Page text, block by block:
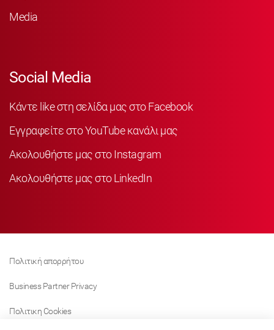
Media
Social Media
Κάντε like στη σελίδα μας στο Facebook
Εγγραφείτε στο YouTube κανάλι μας
Ακολουθήστε μας στο Instagram
Ακολουθήστε μας στο LinkedIn
Πολιτική απορρήτου
Business Partner Privacy
Πολιτικη Cookies